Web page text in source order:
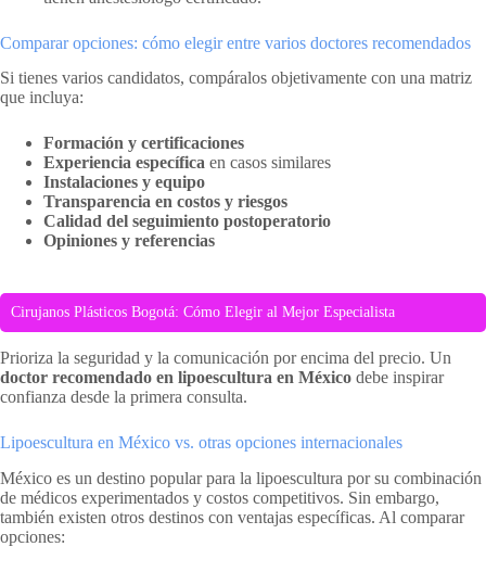
Comparar opciones: cómo elegir entre varios doctores recomendados
Si tienes varios candidatos, compáralos objetivamente con una matriz
que incluya:
Formación y certificaciones
Experiencia específica en casos similares
Instalaciones y equipo
Transparencia en costos y riesgos
Calidad del seguimiento postoperatorio
Opiniones y referencias
Cirujanos Plásticos Bogotá: Cómo Elegir al Mejor Especialista
Prioriza la seguridad y la comunicación por encima del precio. Un
doctor recomendado en lipoescultura en México debe inspirar
confianza desde la primera consulta.
Lipoescultura en México vs. otras opciones internacionales
México es un destino popular para la lipoescultura por su combinación
de médicos experimentados y costos competitivos. Sin embargo,
también existen otros destinos con ventajas específicas. Al comparar
opciones: